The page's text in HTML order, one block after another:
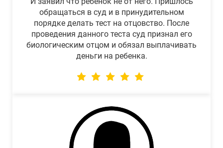
обращаться в суд и в принудительном
порядке делать тест на отцовство. После
проведения данного теста суд признал его
биологическим отцом и обязал выплачивать
деньги на ребенка.